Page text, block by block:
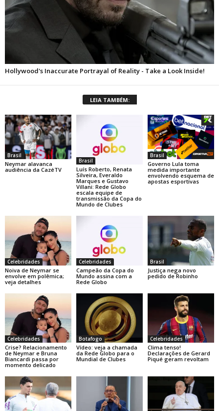
LEIA TAMBÉM:
Brasil
Neymar alavanca
audiência da CazéTV
Brasil
Luís Roberto, Renata
Silveira, Everaldo
Marques e Gustavo
Villani: Rede Globo
escala equipe de
transmissão da Copa do
Mundo de Clubes
Brasil
Governo Lula toma
medida importante
envolvendo esquema de
apostas esportivas
Celebridades
Noiva de Neymar se
envolve em polêmica;
veja detalhes
Celebridades
Campeão da Copa do
Mundo assina com a
Rede Globo
Brasil
Justiça nega novo
pedido de Robinho
Celebridades
Crise? Relacionamento
de Neymar e Bruna
Biancardi passa por
momento delicado
Botafogo
Vídeo: veja a chamada
da Rede Globo para o
Mundial de Clubes
Celebridades
Clima tenso!
Declarações de Gerard
Piqué geram revoltam